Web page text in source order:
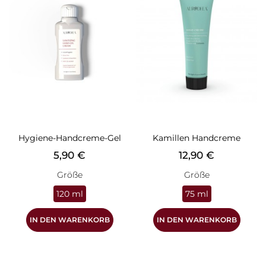
Hygiene-Handcreme-Gel
Preis
5,90 €
Größe
120 ml
IN DEN WARENKORB
Kamillen Handcreme
Preis
12,90 €
Größe
75 ml
IN DEN WARENKORB